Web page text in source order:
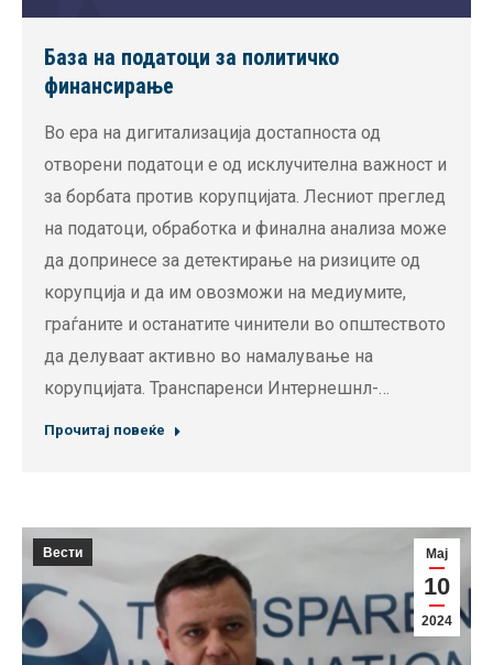
База на податоци за политичко
финансирање
Во ера на дигитализација достапноста од
отворени податоци е од исклучителна важност и
за борбата против корупцијата. Лесниот преглед
на податоци, обработка и финална анализа може
да допринесе за детектирање на ризиците од
корупција и да им овозможи на медиумите,
граѓаните и останатите чинители во општеството
да делуваат активно во намалување на
корупцијата. Транспаренси Интернешнл-…
Прочитај повеќе
Мај
10
2024
Вести